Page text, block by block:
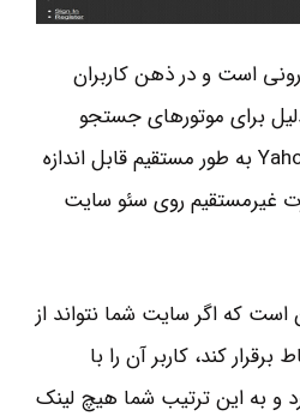
است و در ذهن کاربران
برای موتورهای جستجو
مانند Google، Bing و Yahoo به طور مستقیم قابل اندازه
غیرمستقیم روی سئو سایت
است که اگر سایت شما نتواند از
کند، کاربر آن را با
و به این ترتیب شما هیچ لینک